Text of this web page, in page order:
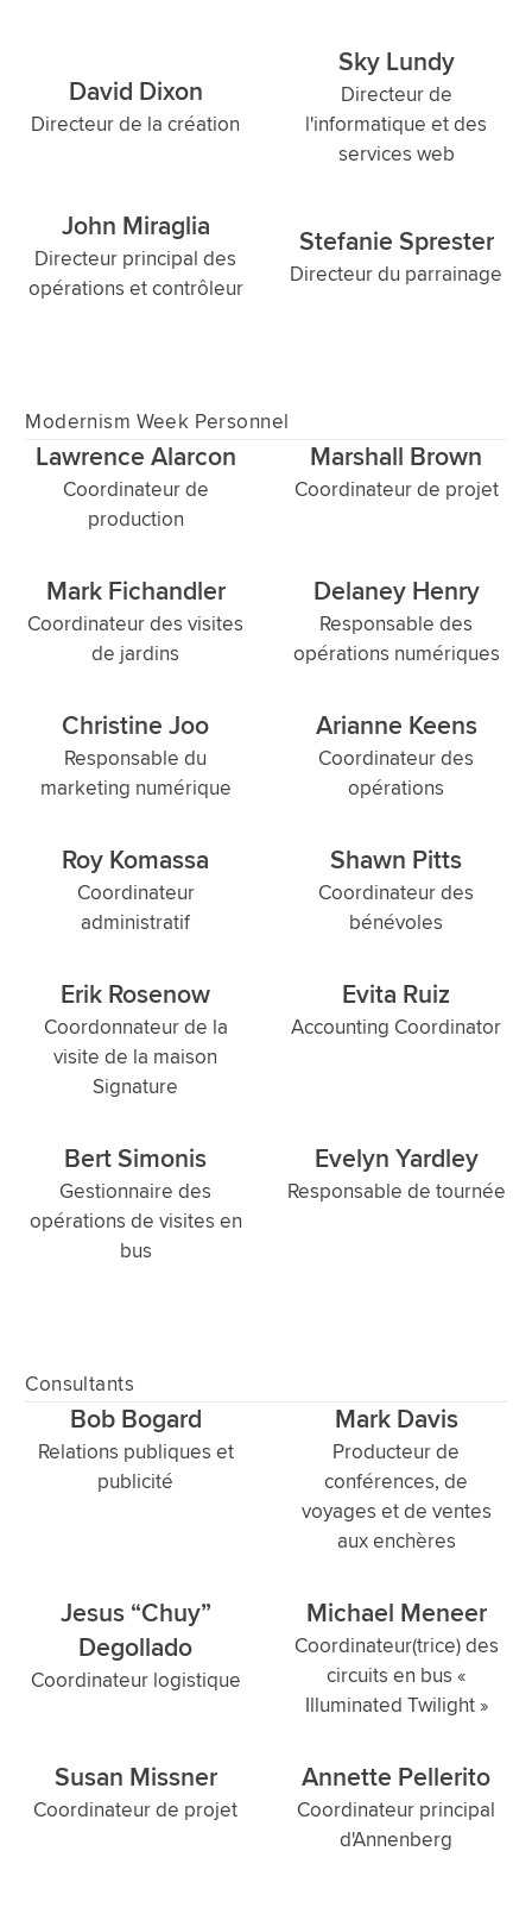
David Dixon
Directeur de la création
Sky Lundy
Directeur de
l'informatique et des
services web
John Miraglia
Directeur principal des
opérations et contrôleur
Stefanie Sprester
Directeur du parrainage
Modernism Week Personnel
Lawrence Alarcon
Coordinateur de
production
Marshall Brown
Coordinateur de projet
Mark Fichandler
Coordinateur des visites
de jardins
Delaney Henry
Responsable des
opérations numériques
Christine Joo
Responsable du
marketing numérique
Arianne Keens
Coordinateur des
opérations
Roy Komassa
Coordinateur
administratif
Shawn Pitts
Coordinateur des
bénévoles
Erik Rosenow
Coordonnateur de la
visite de la maison
Signature
Evita Ruiz
Accounting Coordinator
Bert Simonis
Gestionnaire des
opérations de visites en
bus
Evelyn Yardley
Responsable de tournée
Consultants
Bob Bogard
Relations publiques et
publicité
Mark Davis
Producteur de
conférences, de
voyages et de ventes
aux enchères
Jesus “Chuy”
Degollado
Coordinateur logistique
Michael Meneer
Coordinateur(trice) des
circuits en bus «
Illuminated Twilight »
Susan Missner
Coordinateur de projet
Annette Pellerito
Coordinateur principal
d'Annenberg